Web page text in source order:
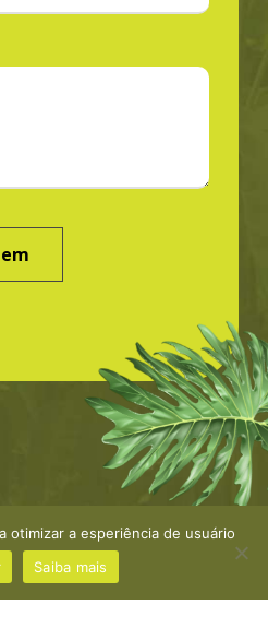
NaçãoDesign |Política de
otimizar a esperiência de usuário
Saiba mais